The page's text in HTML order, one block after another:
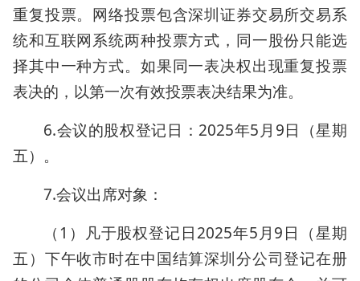
重复投票。网络投票包含深圳证券交易所交易系
统和互联网系统两种投票方式，同一股份只能选
择其中一种方式。如果同一表决权出现重复投票
表决的，以第一次有效投票表决结果为准。
6.会议的股权登记日：2025年5月9日（星期
五）。
7.会议出席对象：
（1）凡于股权登记日2025年5月9日（星期
五）下午收市时在中国结算深圳分公司登记在册